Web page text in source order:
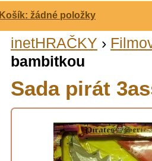
Košík: žádné položky
inetHRAČKY ›
bambitkou
Sada pirát